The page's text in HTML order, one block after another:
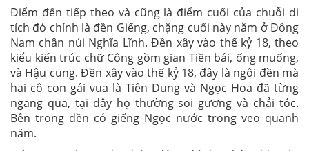
Điểm đến tiếp theo và cũng là điểm cuối của chuỗi di
tích đó chính là đền Giếng, chặng cuối này nằm ở Ðông
Nam chân núi Nghĩa Lĩnh. Đền xây vào thế kỷ 18, theo
kiểu kiến trúc chữ Công gồm gian Tiền bái, ống muống,
và Hậu cung. Đền xây vào thế kỷ 18, đây là ngôi đền mà
hai cô con gái vua là Tiên Dung và Ngọc Hoa đã từng
ngang qua, tại đây họ thường soi gương và chải tóc.
Bên trong đền có giếng Ngọc nước trong veo quanh
năm.